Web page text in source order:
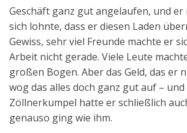
Geschäft ganz gut angelaufen, und er
sich lohnte, dass er diesen Laden
Gewiss, sehr viel Freunde machte er
Arbeit nicht gerade. Viele Leute
großen Bogen. Aber das Geld, das er
wog das alles doch ganz gut auf –
Zöllnerkumpel hatte er schließlich
genauso ging wie ihm.